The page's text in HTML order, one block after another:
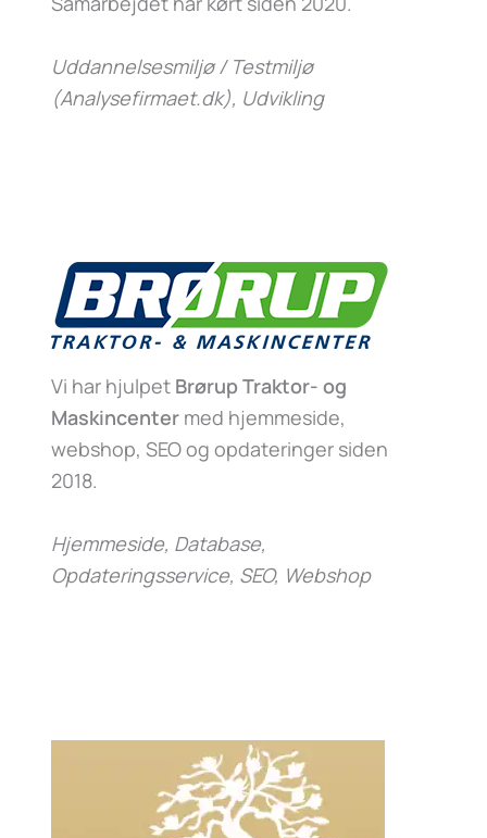
Uddannelsesmiljø / Testmiljø
(Analysefirmaet.dk), Udvikling
Vi har hjulpet Brørup Traktor- og
Maskincenter med hjemmeside,
webshop, SEO og opdateringer siden
2018.
Hjemmeside, Database,
Opdateringsservice, SEO, Webshop